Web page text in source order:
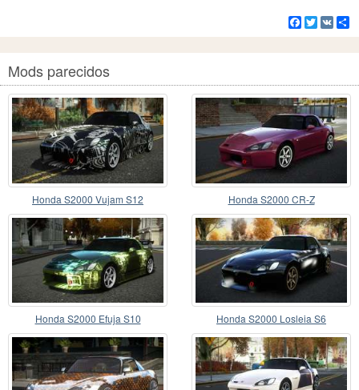
Facebook
Twitter
VK
Mods parecidos
Honda S2000 Vujam S12 Honda S2000 CR-Z
Honda S2000 Efuja S10 Honda S2000 Losleia S6